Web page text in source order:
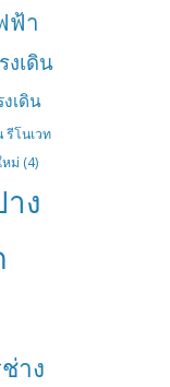
ฟ้า
งเดิน
เดิน
รีโนเวท
หม่ (4)
ง
าง